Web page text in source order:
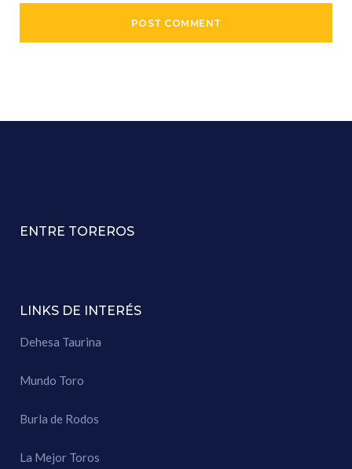
ENTRE TOREROS
LINKS DE INTERÉS
Dehesa Taurina
Mundo Toro
Burla de Rodos
La Mejor Toros